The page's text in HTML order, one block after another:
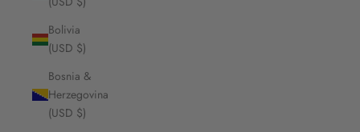
Bolivia
(USD $)
Bosnia &
Herzegovina
(USD $)